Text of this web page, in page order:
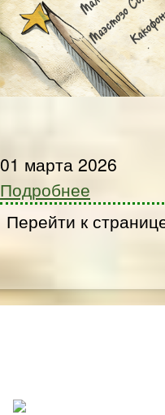
01 марта 2026
Подробнее
Перейти к